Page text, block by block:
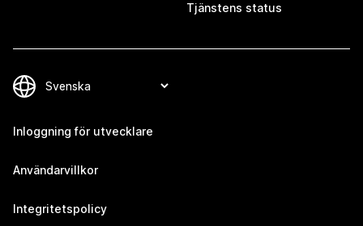
Tjänstens status
Inloggning för utvecklare
Användarvillkor
Integritetspolicy